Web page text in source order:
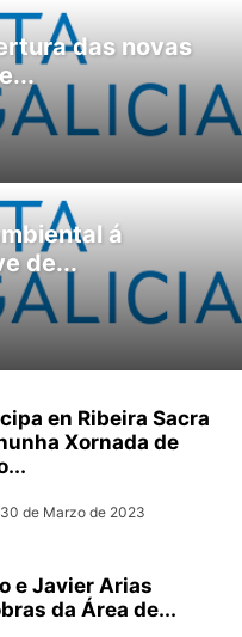
das novas
á
de...
en Ribeira Sacra
Xornada de
30 de Marzo de 2023
e Javier Arias
da Área de...